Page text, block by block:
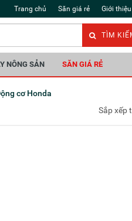
Trang chủ Săn giá rẻ Giới thiệu
TÌM
NÔNG SẢN SĂN GIÁ RẺ
cơ Honda
Sắp xếp